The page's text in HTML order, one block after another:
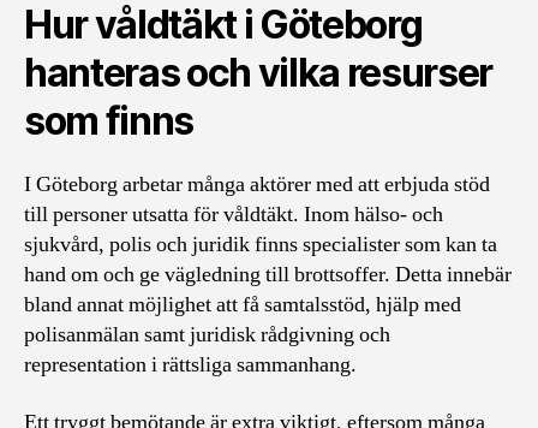
Hur våldtäkt i Göteborg
hanteras och vilka resurser
som finns
I Göteborg arbetar många aktörer med att erbjuda stöd
till personer utsatta för våldtäkt. Inom hälso- och
sjukvård, polis och juridik finns specialister som kan ta
hand om och ge vägledning till brottsoffer. Detta innebär
bland annat möjlighet att få samtalsstöd, hjälp med
polisanmälan samt juridisk rådgivning och
representation i rättsliga sammanhang.